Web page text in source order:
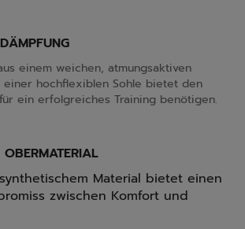
einem weichen, atmungsaktiven
hochflexiblen Sohle bietet den
ein erfolgreiches Training benötigen.
OBERMATERIAL
Material bietet einen
zwischen Komfort und